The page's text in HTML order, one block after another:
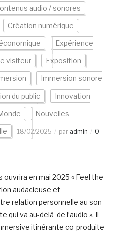
audio / sonores
Création numérique
Expérience
visiteur Exposition
Immersion sonore
du public Innovation
Nouvelles
18/02/2025 par admin
0
en mai 2025 « Feel the
audacieuse et
relation personnelle au son
qui va au-delà de l’audio ». Il
itinérante co-produite